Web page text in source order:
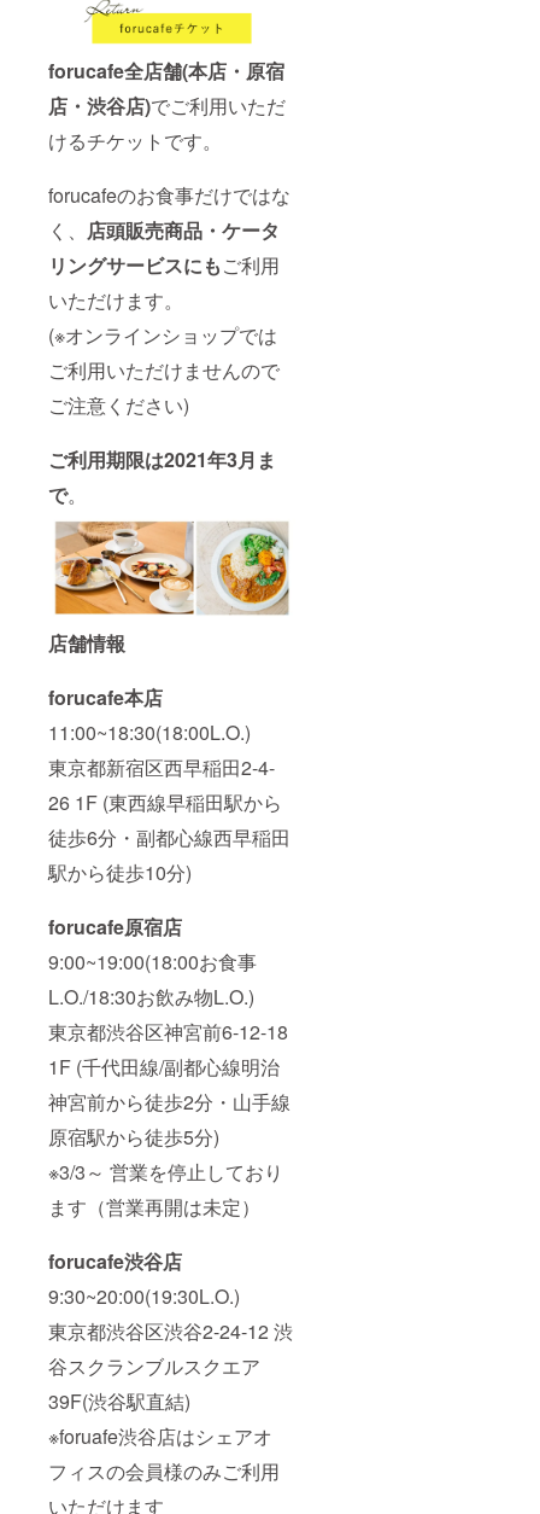
forucafe全店舗(本店・原宿
店・渋谷店)でご利用いただ
けるチケットです。
forucafeのお食事だけではな
く、 店頭販売商品・ケータ
リングサービスにもご利用
いただけます。
(※オンラインショップでは
ご利用いただけませんので
ご注意ください)
ご利用期限は2021年3月ま
で。
店舗情報
forucafe本店
11:00~18:30(18:00L.O.)
東京都新宿区西早稲田2-4-
26 1F (東西線早稲田駅から
徒歩6分・副都心線西早稲田
駅から徒歩10分)
forucafe原宿店
9:00~19:00(18:00お食事
L.O./18:30お飲み物L.O.)
東京都渋谷区神宮前6-12-18
1F (千代田線/副都心線明治
神宮前から徒歩2分・山手線
原宿駅から徒歩5分)
※3/3～ 営業を停止しており
ます（営業再開は未定）
forucafe渋谷店
9:30~20:00(19:30L.O.)
東京都渋谷区渋谷2-24-12 渋
谷スクランブルスクエア
39F(渋谷駅直結)
※foruafe渋谷店はシェアオ
フィスの会員様のみご利用
いただけます